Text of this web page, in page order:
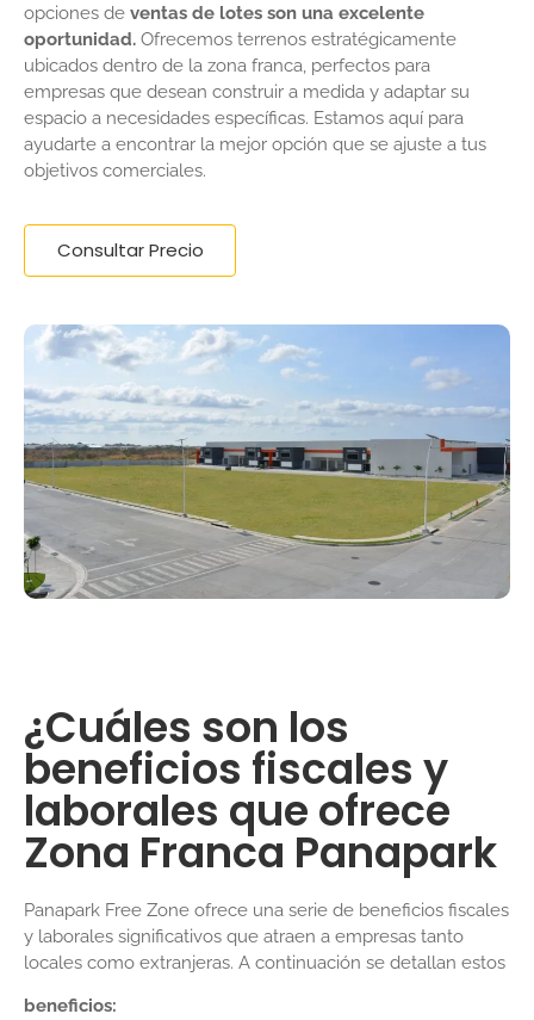
opciones de ventas de lotes son una excelente
oportunidad. Ofrecemos terrenos estratégicamente
ubicados dentro de la zona franca, perfectos para
empresas que desean construir a medida y adaptar su
espacio a necesidades específicas. Estamos aquí para
ayudarte a encontrar la mejor opción que se ajuste a tus
objetivos comerciales.
Consultar Precio
¿Cuáles son los
beneficios fiscales y
laborales que ofrece
Zona Franca Panapark
Panapark Free Zone ofrece una serie de beneficios fiscales
y laborales significativos que atraen a empresas tanto
locales como extranjeras. A continuación se detallan estos
beneficios: